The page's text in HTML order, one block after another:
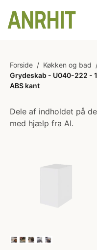
Forside / Køkken og bad
Grydeskab - U040-222 -
ABS kant
Dele af indholdet på
med hjælp fra AI.